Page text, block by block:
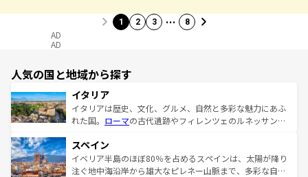
1 2 3 … 8
AD
AD
人気の国と地域から探す
イタリア
イタリアは歴史、文化、グルメ、自然と多彩な魅力にあふ
れた国。 ローマの古代遺跡やフィレンツェのルネッサンス
ろん、トスカーナの美しい田園風景やアマルフィ海岸の絶
景など、自然景観も見逃せない。観光の合間には、本場の
ピザやパスタなど、絶品のイタリア料理を堪能することも
スペイン
イベリア半島のほぼ80％を占めるスペインは、太陽が降り
注ぐ地中海沿岸から雄大なピレネー山脈まで、多彩な自然